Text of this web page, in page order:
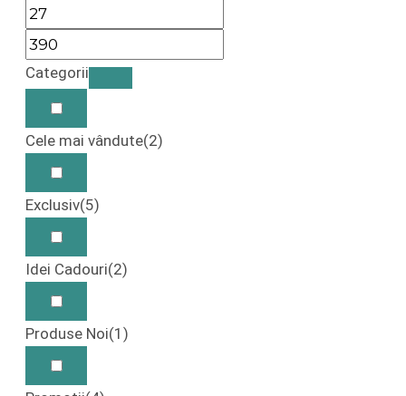
Categorii
Cele mai vândute(2)
Exclusiv(5)
Idei Cadouri(2)
Produse Noi(1)